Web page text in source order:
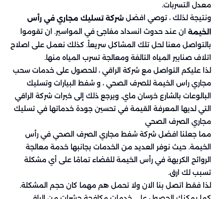
معدل التسربات.
ونتيجة لذلك ، توصي افضل شركة تسليك مجاري في رأس
الخيمة ان عند حدوث انسداد مفاجئ في المواسير. ان تقوموا
بالتواصل معنا لحل تلك المشاكل سريعاً. كذلك نعمل على اصلاح
اتلاف صنابير المياه التالفة ومعالجة تسرب المياه منها.
لذا عليكم التواصل مع شركة الراقي ، للحصول على خدمات سحب
مجاري راس الخيمة للصرف الصحي ، و شفط البيارات وتسليك
البالوعات بالشارع خرسان ماي. ويرجع ذلك إلى خبرات شركة الراقي
التي لديها المعرفة القيمة في تحسين جودة خدماتها في تسليك
مجاري الصرف الصحي
مما جعلنا افضل شركة شفط مجاري الصرف الصحي في رأس
الخيمة. حيث نوفر العديد من الخدمات بجانبها خدمة معالجة
الروائح الكريهة في رأس الخيمة للقضاء تمامًا على أي مشكلة
تسبب لك ارق.
لذا فقط اتصل بنا الان ولا تحمل هم مهما كان حجم المشكلة.